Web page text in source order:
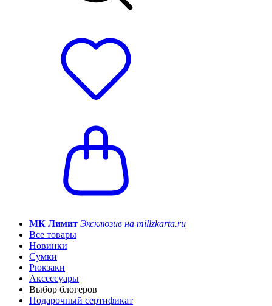
МК Лимит Эксклюзив на millzkarta.ru
Все товары
Новинки
Сумки
Рюкзаки
Аксессуары
Выбор блогеров
Подарочный сертификат